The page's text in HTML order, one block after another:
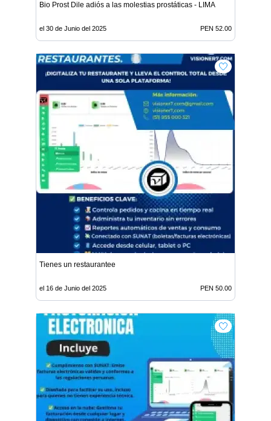
Bio Prost Dile adiós a las molestias prostáticas - LIMA
el 30 de Junio del 2025 PEN 52.00
Tienes un restaurantee
el 16 de Junio del 2025 PEN 50.00